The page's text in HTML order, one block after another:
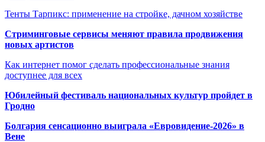
Тенты Тарпикс: применение на стройке, дачном хозяйстве
Стриминговые сервисы меняют правила продвижения
новых артистов
Как интернет помог сделать профессиональные знания
доступнее для всех
Юбилейный фестиваль национальных культур пройдет в
Гродно
Болгария сенсационно выиграла «Евровидение-2026» в
Вене